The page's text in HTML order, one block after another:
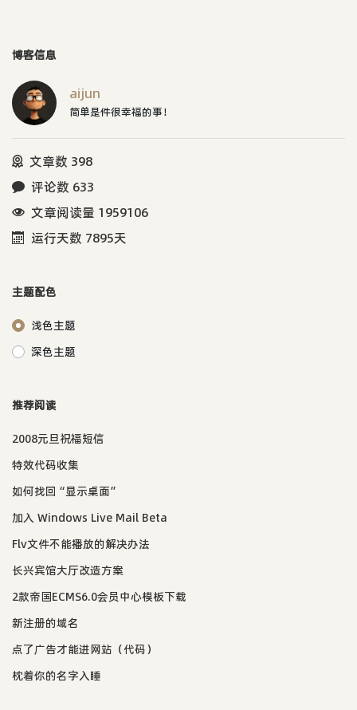
博客信息
aijun
简单是件很幸福的事！
文章数 398
评论数 633
文章阅读量 1959106
运行天数 7895天
主题配色
浅色主题
深色主题
推荐阅读
2008元旦祝福短信
特效代码收集
如何找回“显示桌面”
加入 Windows Live Mail Beta
Flv文件不能播放的解决办法
长兴宾馆大厅改造方案
2款帝国ECMS6.0会员中心模板下载
新注册的域名
点了广告才能进网站（代码）
枕着你的名字入睡